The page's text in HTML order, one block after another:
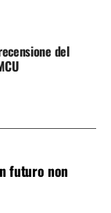
del
futuro non